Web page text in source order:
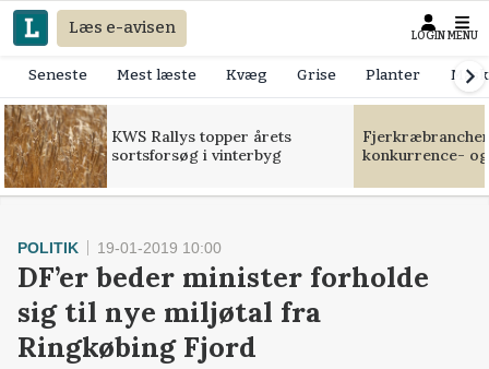
Læs e-avisen LOGIN MENU
Seneste Mest læste Kvæg Grise Planter
KWS Rallys topper årets
sortsforsøg i vinterbyg
konkurrence-
POLITIK 19-01-2019 10:00
DF’er beder minister forholde
sig til nye miljøtal fra
Ringkøbing Fjord